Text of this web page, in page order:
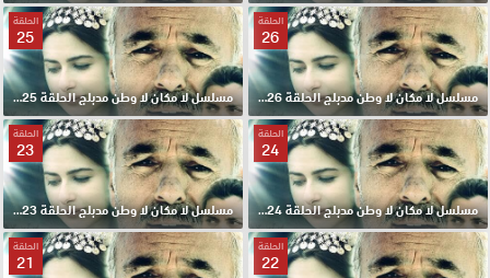
الحلقة
26
مسلسل لا مكان لا وطن مدبلج الحلقة 26 HD
الحلقة
25
مسلسل لا مكان لا وطن مدبلج الحلقة 25 HD
الحلقة
24
مسلسل لا مكان لا وطن مدبلج الحلقة 24 HD
الحلقة
23
مسلسل لا مكان لا وطن مدبلج الحلقة 23 HD
الحلقة
22
الحلقة
21